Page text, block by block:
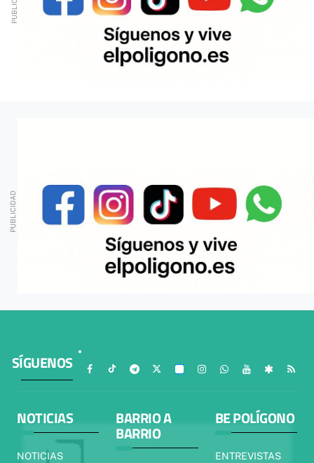
SÍGUENOS
NOTICIAS
NOTICIAS
BARRIO A
BARRIO
BE POLÍGONO
ENTREVISTAS